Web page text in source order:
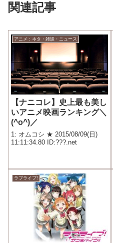
関連記事
アニメ：ネタ・雑談・ニュース
【ナニコレ】史上最も美し
いアニメ映画ランキング＼
(^o^)／
1: オムコシ ★ 2015/08/09(日)
11:11:34.80 ID:???.net
ラブライブ!